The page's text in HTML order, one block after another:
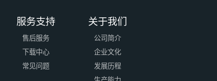
服务支持
售后服务
下载中心
常见问题
关于我们
公司简介
企业文化
发展历程